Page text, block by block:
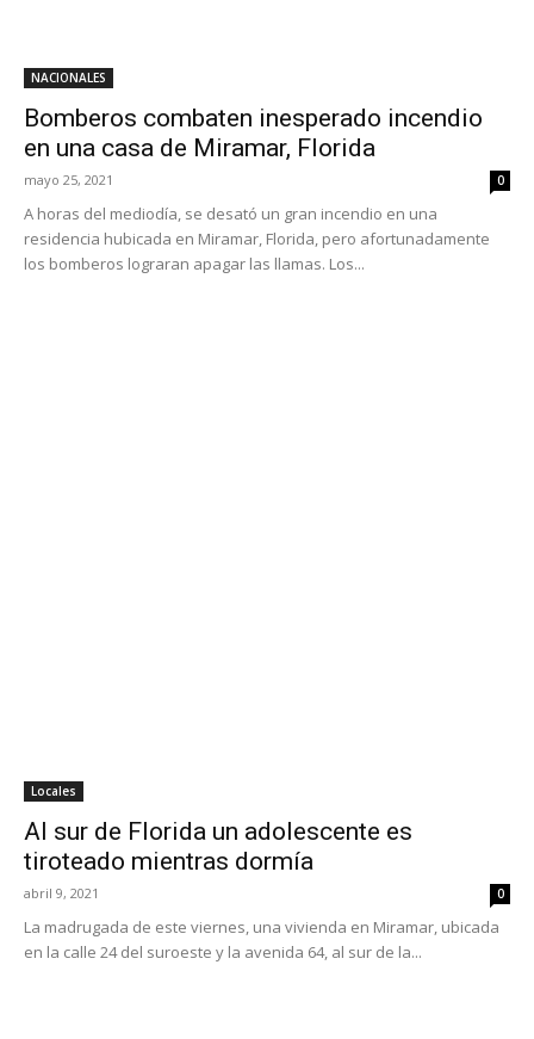
NACIONALES
Bomberos combaten inesperado incendio
en una casa de Miramar, Florida
mayo 25, 2021 0
A horas del mediodía, se desató un gran incendio en una
residencia hubicada en Miramar, Florida, pero afortunadamente
los bomberos lograran apagar las llamas. Los...
Locales
Al sur de Florida un adolescente es
tiroteado mientras dormía
abril 9, 2021 0
La madrugada de este viernes, una vivienda en Miramar, ubicada
en la calle 24 del suroeste y la avenida 64, al sur de la...